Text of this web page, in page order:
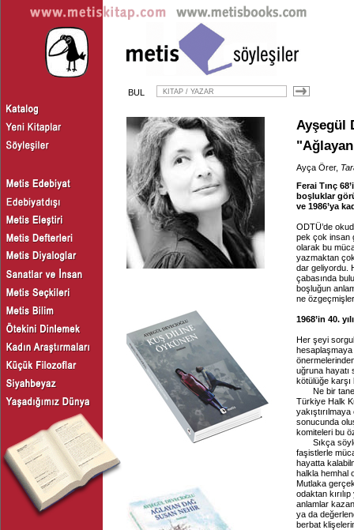
BUL
Ayşegül
Ayça Örer,
Ferai Tınç
boşluklar
ve 1986’ya
ODTÜ’de
pek çok insan
olarak bu
yazmaktan
dar geliyordu.
çabasında
boşluğun
ne
1968’in 40.
Her şeyi
hesaplaşmaya
uğruna hayatı
kötülüğe
Ne bir tane
Türkiye Halk
sonucunda
komiteleri bu
Sıkça
faşistlerle
hayatta
halkla hemhal
Mutlaka
odaktan
anlamlar
ya da
berbat